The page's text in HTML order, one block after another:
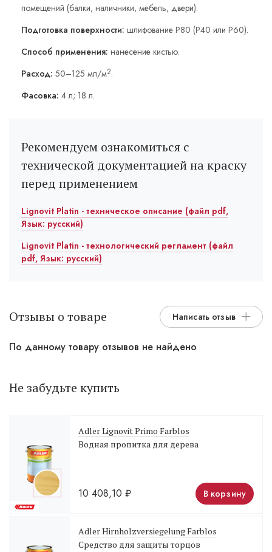
помещений (балки, наличники, мебель, двери).
Подготовка поверхности: шлифование Р80 (Р40 или Р60).
Способ применения: нанесение кистью.
Расход: 50–125 мл/м2.
Фасовка: 4 л; 18 л.
Рекомендуем ознакомиться с
технической документацией на краску
перед применением
Lignovit Platin - техническое описание (файл pdf,
Язык: русский)
Lignovit Platin - технологический регламент (файл
pdf, Язык: русский)
Отзывы о товаре Написать отзыв
По данному товару отзывов не найдено
Не забудьте купить
Adler Lignovit Primo Farblos
Водная пропитка для дерева
10 408,10 ₽ В корзину
Adler Hirnholzversiegelung Farblos
Средство для защиты торцов